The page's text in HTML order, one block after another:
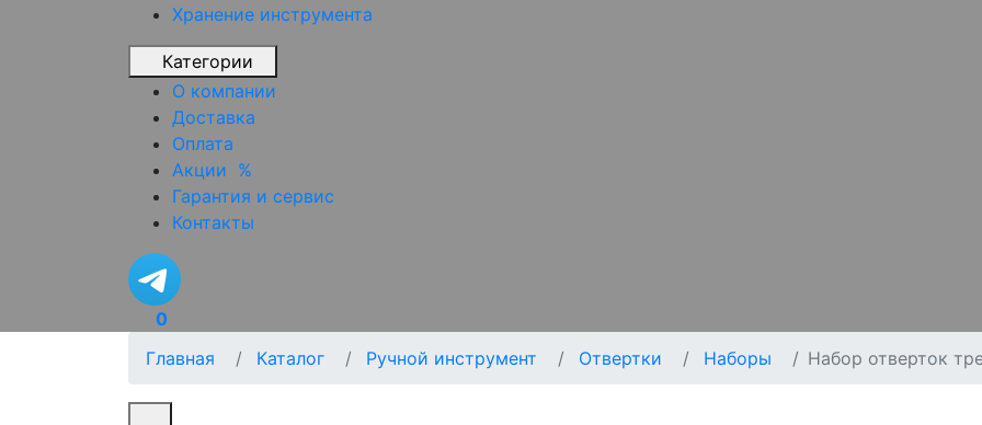
Хранение инструмента
Категории
О компании
Доставка
Оплата
Акции %
Гарантия и сервис
Контакты
0
Главная
Каталог Ручной инструмент Отвертки Наборы Набор отверток